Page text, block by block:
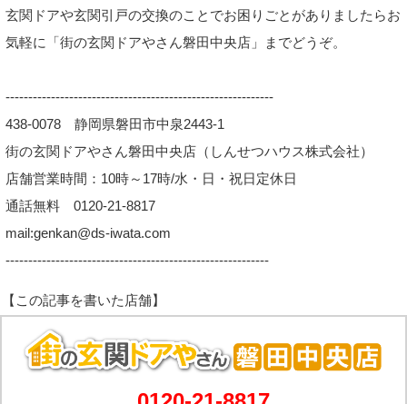
玄関ドアや玄関引戸の交換のことでお困りごとがありましたらお
気軽に「街の玄関ドアやさん磐田中央店」までどうぞ。
-----------------------------------------------------------
438-0078 静岡県磐田市中泉2443-1
街の玄関ドアやさん磐田中央店（しんせつハウス株式会社）
店舗営業時間：10時～17時/水・日・祝日定休日
通話無料 0120-21-8817
mail:genkan@ds-iwata.com
----------------------------------------------------------